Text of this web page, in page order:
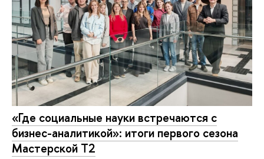
«Где социальные науки встречаются с
бизнес-аналитикой»: итоги первого сезона
Мастерской Т2